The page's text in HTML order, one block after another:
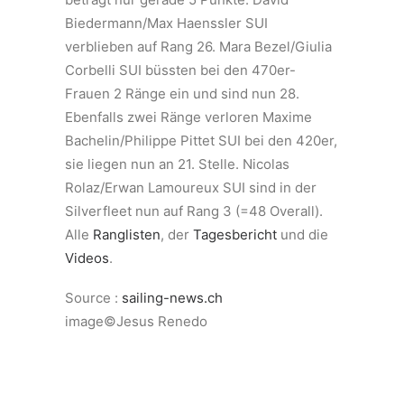
Biedermann/Max Haenssler SUI
verblieben auf Rang 26. Mara Bezel/Giulia
Corbelli SUI büssten bei den 470er-
Frauen 2 Ränge ein und sind nun 28.
Ebenfalls zwei Ränge verloren Maxime
Bachelin/Philippe Pittet SUI bei den 420er,
sie liegen nun an 21. Stelle. Nicolas
Rolaz/Erwan Lamoureux SUI sind in der
Silverfleet nun auf Rang 3 (=48 Overall).
Alle Ranglisten, der Tagesbericht und die
Videos.
Source : sailing-news.ch
image©Jesus Renedo